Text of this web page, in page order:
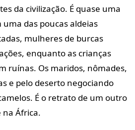
da civilização. É quase uma
uma das poucas aldeias
mulheres de burcas
enquanto as crianças
ruínas. Os maridos, nômades,
e pelo deserto negociando
É o retrato de um outro
na África.